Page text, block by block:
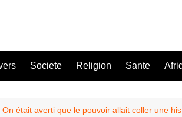
Societe Religion Sante
était averti que le pouvoir allait coller une